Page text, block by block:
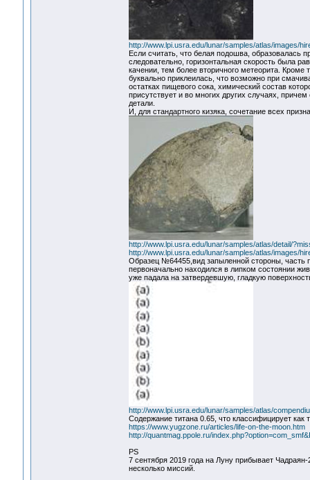
http://www.lpi.usra.edu/lunar/samples/atlas/images/
Если считать, что белая подошва, образовалась
следовательно, горизонтальная скорость была
качении, тем более вторичного метеорита.
буквально приклеилась, что возможно при
остатках пищевого сока, химический состав
присутствует и во многих других случаях,
детали.
И, для стандартного кизяка, сочетание всех
http://www.lpi.usra.edu/lunar/samples/atlas/detail/
http://www.lpi.usra.edu/lunar/samples/atlas/images/
Образец №64455,вид запыленной стороны, часть
первоначально находился в липком состоянии
уже падала на затвердевшую, гладкую
http://www.lpi.usra.edu/lunar/samples/atlas/
Содержание титана 0.65, что классифицирует как
https://www.yugzone.ru/articles/life-on-the-moon.htm
http://quantmag.ppole.ru/
PS
7 сентября 2019 года на Луну прибывает
несколько миссий.